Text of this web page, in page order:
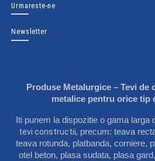
Urmareste-ne
Newsletter
Produse Metalurgice – Tevi
metalice pentru orice tip
tevi constructii, precum: teava
teava rotunda, platbanda, corniere,
otel beton, plasa sudata, plasa gard,